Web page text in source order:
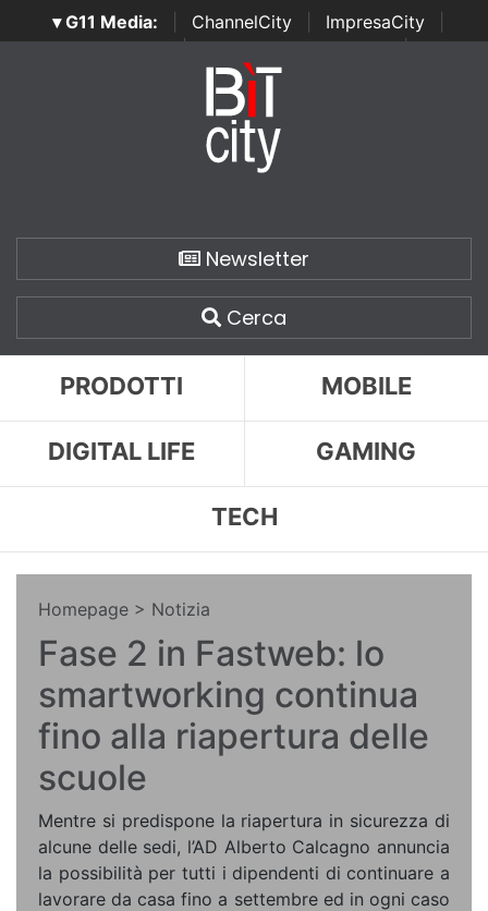
▾ G11 Media: ChannelCity ImpresaCity
SecurityOpenLab | Italian Channel Awards | Italian
Italian Security Awards
Newsletter
Cerca
PRODOTTI MOBILE
DIGITAL LIFE GAMING
TECH
Homepage > Notizia
Fase 2 in Fastweb: lo
smartworking continua
fino alla riapertura delle
scuole
Mentre si predispone la riapertura in sicurezza di
alcune delle sedi, l’AD Alberto Calcagno annuncia
la possibilità per tutti i dipendenti di continuare a
lavorare da casa fino a settembre ed in ogni caso